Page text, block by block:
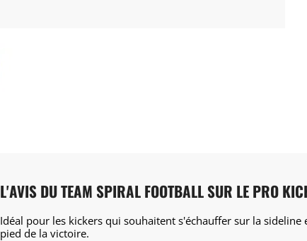
L'AVIS DU TEAM SPIRAL FOOTBALL SUR LE PRO
Idéal pour les kickers qui souhaitent s'échauffer sur la
pied de la victoire.